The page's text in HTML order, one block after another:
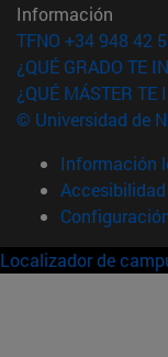
Información
TFNO +34 948 42
¿QUÉ GRADO TE
¿QUÉ MÁSTER TE
© Universidad de
Información
Accesibilidad
Localizador de